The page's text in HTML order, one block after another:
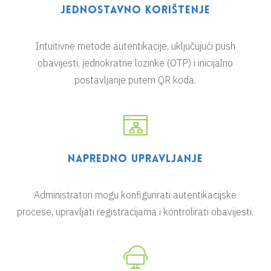
Jednostavno korištenje
Intuitivne metode autentikacije, uključujući push
obavijesti, jednokratne lozinke (OTP) i inicijalno
postavljanje putem QR koda.
Napredno upravljanje
Administratori mogu konfigurirati autentikacijske
procese, upravljati registracijama i kontrolirati obavijesti.